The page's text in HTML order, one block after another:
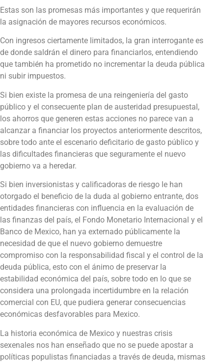
Estas son las promesas más importantes y que requerirán
la asignación de mayores recursos económicos.
Con ingresos ciertamente limitados, la gran interrogante es
de donde saldrán el dinero para financiarlos, entendiendo
que también ha prometido no incrementar la deuda pública
ni subir impuestos.
Si bien existe la promesa de una reingeniería del gasto
público y el consecuente plan de austeridad presupuestal,
los ahorros que generen estas acciones no parece van a
alcanzar a financiar los proyectos anteriormente descritos,
sobre todo ante el escenario deficitario de gasto público y
las dificultades financieras que seguramente el nuevo
gobierno va a heredar.
Si bien inversionistas y calificadoras de riesgo le han
otorgado el beneficio de la duda al gobierno entrante, dos
entidades financieras con influencia en la evaluación de
las finanzas del país, el Fondo Monetario Internacional y el
Banco de Mexico, han ya externado públicamente la
necesidad de que el nuevo gobierno demuestre
compromiso con la responsabilidad fiscal y el control de la
deuda pública, esto con el ánimo de preservar la
estabilidad económica del país, sobre todo en lo que se
considera una prolongada incertidumbre en la relación
comercial con EU, que pudiera generar consecuencias
económicas desfavorables para Mexico.
La historia económica de Mexico y nuestras crisis
sexenales nos han enseñado que no se puede apostar a
políticas populistas financiadas a través de deuda, mismas